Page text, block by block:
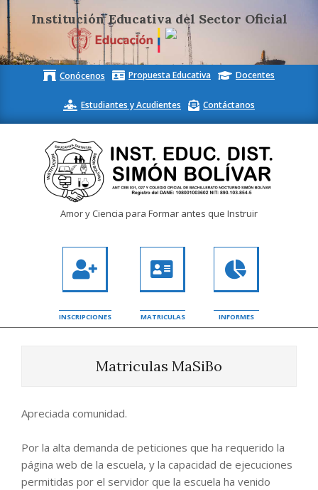
Institución Educativa del Sector Oficial
Conócenos Propuesta Educativa Docentes
Estudiantes y Acudientes Contáctanos
Bolívar
Amor y Ciencia para Formar antes que Instruir
INSCRIPCIONES MATRICULAS INFORMES
Matriculas MaSiBo
Apreciada comunidad.
Por la alta demanda de peticiones que ha requerido la
página web de la escuela, y la capacidad de ejecuciones
permitidas por el servidor que la escuela ha venido